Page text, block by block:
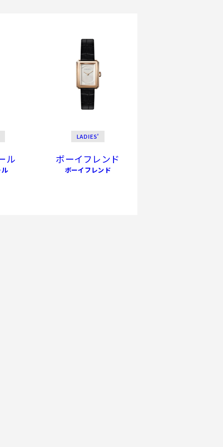
ル
LADIES'
ボーイフレンド
ボーイフレンド